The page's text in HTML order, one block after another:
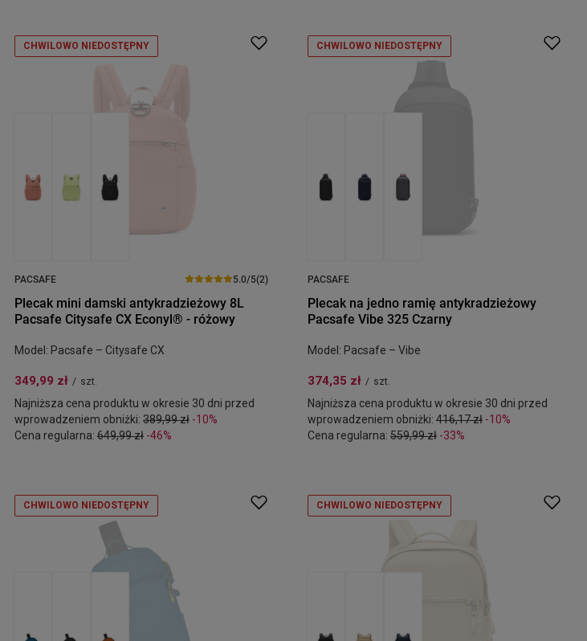
CHWILOWO NIEDOSTĘPNY
PACSAFE 5.0/5(2)
Plecak mini damski antykradzieżowy 8L
Pacsafe Citysafe CX Econyl® - różowy
Model: Pacsafe – Citysafe CX
349,99 zł / szt.
Najniższa cena produktu w okresie 30 dni przed
wprowadzeniem obniżki: 389,99 zł -10%
Cena regularna: 649,99 zł -46%
CHWILOWO NIEDOSTĘPNY
PACSAFE
Plecak na jedno ramię antykradzieżowy
Pacsafe Vibe 325 Czarny
Model: Pacsafe – Vibe
374,35 zł / szt.
Najniższa cena produktu w okresie 30 dni przed
wprowadzeniem obniżki: 416,17 zł -10%
Cena regularna: 559,99 zł -33%
CHWILOWO NIEDOSTĘPNY CHWILOWO NIEDOSTĘPNY